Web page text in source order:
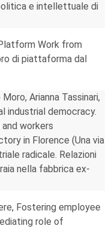
e intellettuale di
Work from
di piattaforma dal
Arianna Tassinari,
industrial democracy.
workers
in Florence (Una via
radicale. Relazioni
nella fabbrica ex-
Fostering employee
role of